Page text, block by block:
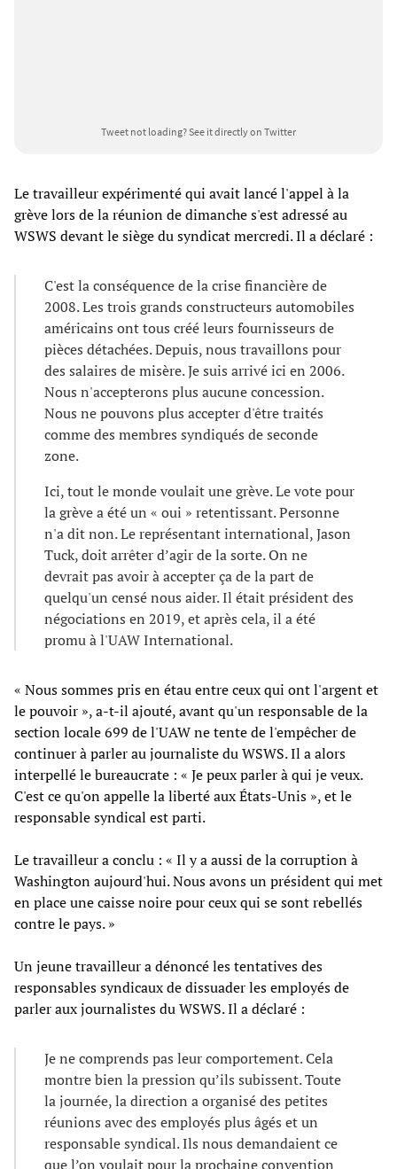
Tweet not loading?See it directly on Twitter
Le travailleur expérimenté qui avait lancé l'appel à la
grève lors de la réunion de dimanche s'est adressé au
WSWS devant le siège du syndicat mercredi. Il a déclaré :
C'est la conséquence de la crise financière de
2008. Les trois grands constructeurs automobiles
américains ont tous créé leurs fournisseurs de
pièces détachées. Depuis, nous travaillons pour
des salaires de misère. Je suis arrivé ici en 2006.
Nous n'accepterons plus aucune concession.
Nous ne pouvons plus accepter d'être traités
comme des membres syndiqués de seconde
zone.
Ici, tout le monde voulait une grève. Le vote pour
la grève a été un « oui » retentissant. Personne
n'a dit non. Le représentant international, Jason
Tuck, doit arrêter d’agir de la sorte. On ne
devrait pas avoir à accepter ça de la part de
quelqu'un censé nous aider. Il était président des
négociations en 2019, et après cela, il a été
promu à l'UAW International.
« Nous sommes pris en étau entre ceux qui ont l'argent et
le pouvoir », a-t-il ajouté, avant qu'un responsable de la
section locale 699 de l'UAW ne tente de l'empêcher de
continuer à parler au journaliste du WSWS. Il a alors
interpellé le bureaucrate : « Je peux parler à qui je veux.
C'est ce qu'on appelle la liberté aux États-Unis », et le
responsable syndical est parti.
Le travailleur a conclu : « Il y a aussi de la corruption à
Washington aujourd'hui. Nous avons un président qui met
en place une caisse noire pour ceux qui se sont rebellés
contre le pays. »
Un jeune travailleur a dénoncé les tentatives des
responsables syndicaux de dissuader les employés de
parler aux journalistes du WSWS. Il a déclaré :
Je ne comprends pas leur comportement. Cela
montre bien la pression qu’ils subissent. Toute
la journée, la direction a organisé des petites
réunions avec des employés plus âgés et un
responsable syndical. Ils nous demandaient ce
que l’on voulait pour la prochaine convention